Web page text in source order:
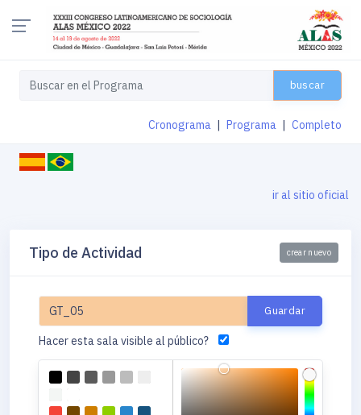
buscar
Cronograma Programa Completo
ir al sitio oficial
Tipo de Actividad crear nuevo
Hacer esta sala visible al público?